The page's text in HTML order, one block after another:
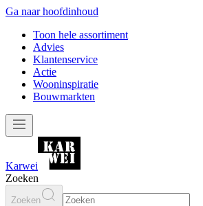
Ga naar hoofdinhoud
Toon hele assortiment
Advies
Klantenservice
Actie
Wooninspiratie
Bouwmarkten
Karwei
Zoeken
Zoeken